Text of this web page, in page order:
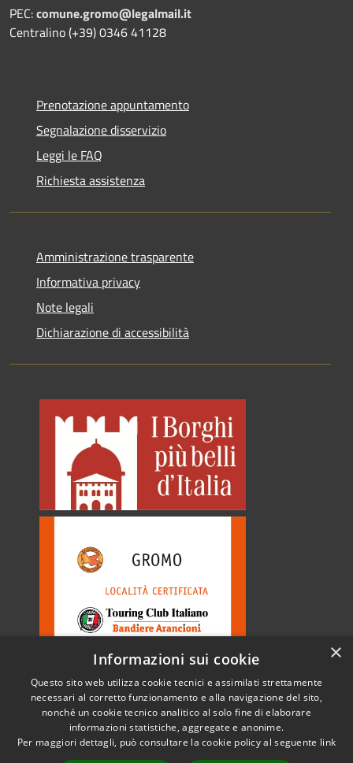
PEC:comune.gromo@legalmail.it
Centralino (+39) 0346 41128
Prenotazione appuntamento
Segnalazione disservizio
Leggi le FAQ
Richiesta assistenza
Amministrazione trasparente
Informativa privacy
Note legali
Dichiarazione di accessibilità
Accessibilità
Copyright © 2026 • Comune di
Gromo • Powered by
×
Informazioni sui cookie
Questo sito web utilizza cookie tecnici e assimilati strettamente
necessari al corretto funzionamento e alla navigazione del sito,
nonché un cookie tecnico analitico al solo fine di elaborare
informazioni statistiche, aggregate e anonime.
Per maggiori dettagli, può consultare la cookie policy al seguente link